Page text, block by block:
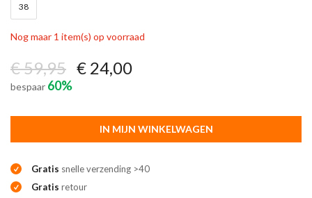
38
Nog maar 1 item(s) op voorraad
€ 59,95 € 24,00
bespaar 60%
IN MIJN WINKELWAGEN
Gratis snelle verzending >40
Gratis retour